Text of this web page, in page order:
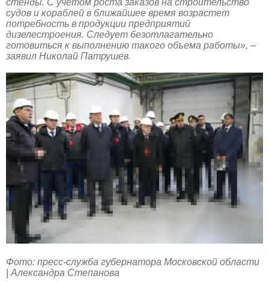
судов и кораблей в ближайшее время возрастет
потребность в продукции предприятий
дизелестроения. Следует безотлагательно
готовиться к выполнению такого объема работы», –
заявил Николай Патрушев.
Фото: пресс-служба губернатора Московской области
| Александра Степанова